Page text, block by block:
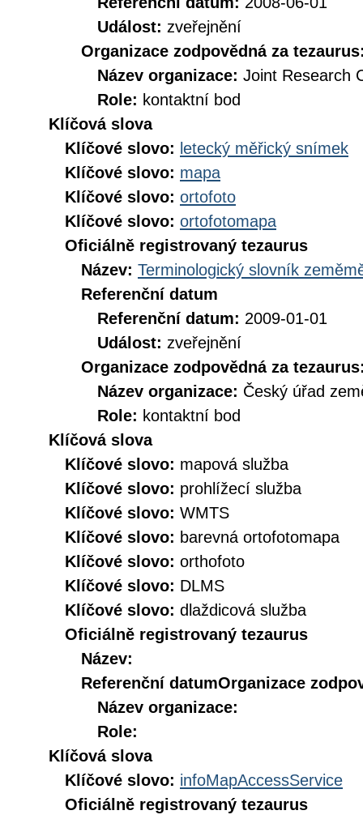
Událost: zveřejnění
Organizace zodpovědná za
Název organizace: Joint Research
Role: kontaktní bod
Klíčová slova
Klíčové slovo: letecký měřický snímek
Klíčové slovo: mapa
Klíčové slovo: ortofoto
Klíčové slovo: ortofotomapa
Oficiálně registrovaný tezaurus
Název: Terminologický slovník
Referenční datum
Referenční datum: 2009-01-01
Událost: zveřejnění
Organizace zodpovědná za
Název organizace: Český úřad
Role: kontaktní bod
Klíčová slova
Klíčové slovo: mapová služba
Klíčové slovo: prohlížecí služba
Klíčové slovo: WMTS
Klíčové slovo: barevná ortofotomapa
Klíčové slovo: orthofoto
Klíčové slovo: DLMS
Klíčové slovo: dlaždicová služba
Oficiálně registrovaný tezaurus
Název:
Referenční datumOrganizace
Název organizace:
Role:
Klíčová slova
Klíčové slovo: infoMapAccessService
Oficiálně registrovaný tezaurus